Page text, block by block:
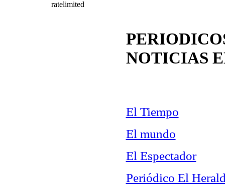
NOTICIAS
El Tiempo
El mundo
El Espectador
Periódico El